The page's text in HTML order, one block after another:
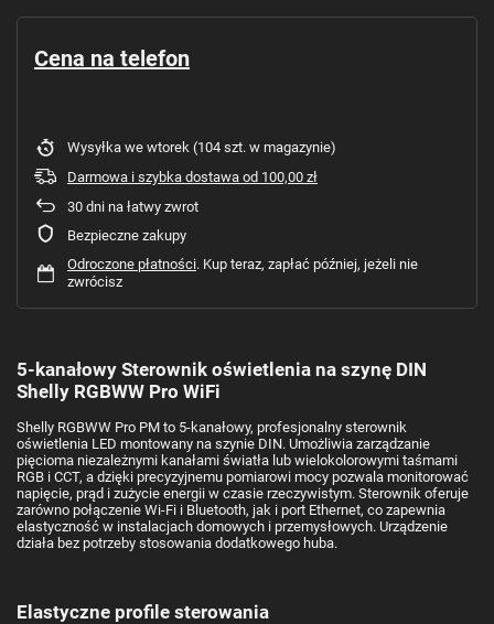
Cena na telefon
Wysyłka we wtorek (104 szt. w magazynie)
Darmowa i szybka dostawa od 100,00 zł
30 dni na łatwy zwrot
Bezpieczne zakupy
Odroczone płatności. Kup teraz, zapłać później, jeżeli nie
zwrócisz
5-kanałowy Sterownik oświetlenia na szynę DIN
Shelly RGBWW Pro WiFi
Shelly RGBWW Pro PM to 5-kanałowy, profesjonalny sterownik
oświetlenia LED montowany na szynie DIN. Umożliwia zarządzanie
pięcioma niezależnymi kanałami światła lub wielokolorowymi taśmami
RGB i CCT, a dzięki precyzyjnemu pomiarowi mocy pozwala monitorować
napięcie, prąd i zużycie energii w czasie rzeczywistym. Sterownik oferuje
zarówno połączenie Wi-Fi i Bluetooth, jak i port Ethernet, co zapewnia
elastyczność w instalacjach domowych i przemysłowych. Urządzenie
działa bez potrzeby stosowania dodatkowego huba.
Elastyczne profile sterowania